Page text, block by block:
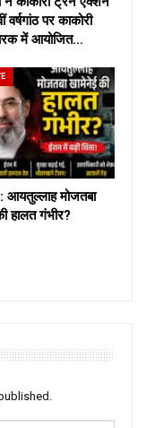
पर काकोरी
में आयोजित…
मोजतबा
हालत गंभीर?